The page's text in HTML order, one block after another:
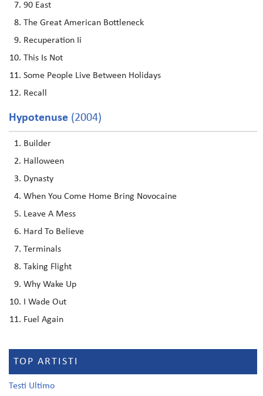
90 East
The Great American Bottleneck
Recuperation Ii
This Is Not
Some People Live Between Holidays
Recall
Hypotenuse (2004)
Builder
Halloween
Dynasty
When You Come Home Bring Novocaine
Leave A Mess
Hard To Believe
Terminals
Taking Flight
Why Wake Up
I Wade Out
Fuel Again
TOP ARTISTI
Testi Ultimo